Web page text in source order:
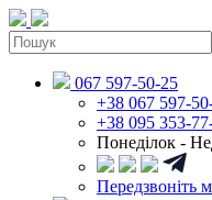
067 597-50-25
+38 067 597-
+38 095 353-
Понеділок -
Передзвоніть